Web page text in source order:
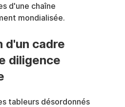
d'une chaîne
mondialisée.
d'un cadre
diligence
tableurs désordonnés